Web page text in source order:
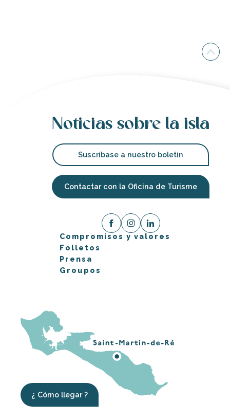
Noticias sobre la isla
Suscríbase a nuestro boletín
Contactar con la Oficina de Turisme
Compromisos y valores
Folletos
Prensa
Groupos
¿ Cómo llegar ?